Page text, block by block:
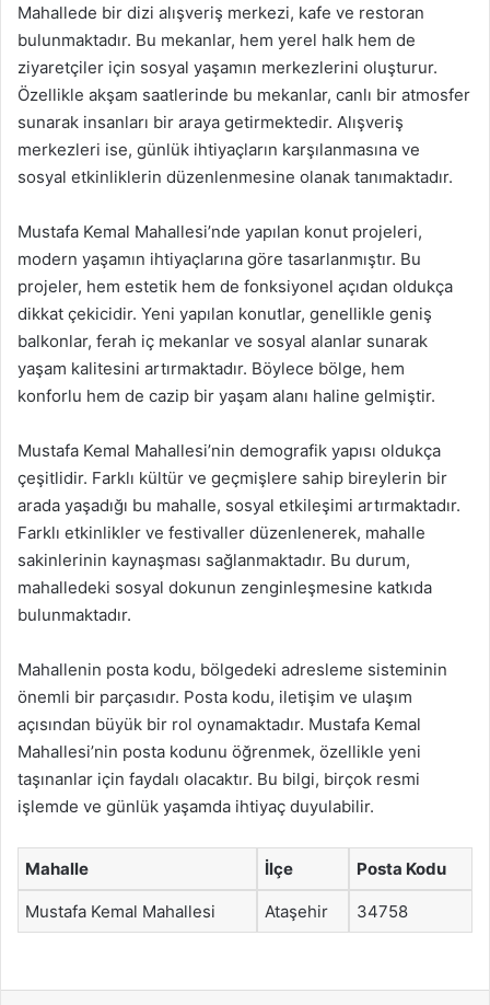
Mahallede bir dizi alışveriş merkezi, kafe ve restoran
bulunmaktadır. Bu mekanlar, hem yerel halk hem de
ziyaretçiler için sosyal yaşamın merkezlerini oluşturur.
Özellikle akşam saatlerinde bu mekanlar, canlı bir atmosfer
sunarak insanları bir araya getirmektedir. Alışveriş
merkezleri ise, günlük ihtiyaçların karşılanmasına ve
sosyal etkinliklerin düzenlenmesine olanak tanımaktadır.
Mustafa Kemal Mahallesi’nde yapılan konut projeleri,
modern yaşamın ihtiyaçlarına göre tasarlanmıştır. Bu
projeler, hem estetik hem de fonksiyonel açıdan oldukça
dikkat çekicidir. Yeni yapılan konutlar, genellikle geniş
balkonlar, ferah iç mekanlar ve sosyal alanlar sunarak
yaşam kalitesini artırmaktadır. Böylece bölge, hem
konforlu hem de cazip bir yaşam alanı haline gelmiştir.
Mustafa Kemal Mahallesi’nin demografik yapısı oldukça
çeşitlidir. Farklı kültür ve geçmişlere sahip bireylerin bir
arada yaşadığı bu mahalle, sosyal etkileşimi artırmaktadır.
Farklı etkinlikler ve festivaller düzenlenerek, mahalle
sakinlerinin kaynaşması sağlanmaktadır. Bu durum,
mahalledeki sosyal dokunun zenginleşmesine katkıda
bulunmaktadır.
Mahallenin posta kodu, bölgedeki adresleme sisteminin
önemli bir parçasıdır. Posta kodu, iletişim ve ulaşım
açısından büyük bir rol oynamaktadır. Mustafa Kemal
Mahallesi’nin posta kodunu öğrenmek, özellikle yeni
taşınanlar için faydalı olacaktır. Bu bilgi, birçok resmi
işlemde ve günlük yaşamda ihtiyaç duyulabilir.
Mahalle İlçe Posta Kodu
Mustafa Kemal Mahallesi Ataşehir 34758